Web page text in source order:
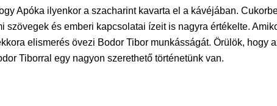
Apóka ilyenkor a szacharint kavarta el a kávéjában.
szövegek és emberi kapcsolatai ízeit is nagyra értékelte.
elismerés övezi Bodor Tibor munkásságát. Örülök, hogy
Tiborral egy nagyon szerethető történetünk van.